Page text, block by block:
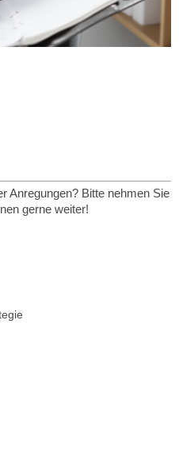
Anregungen? Bitte nehmen Sie
gerne weiter!